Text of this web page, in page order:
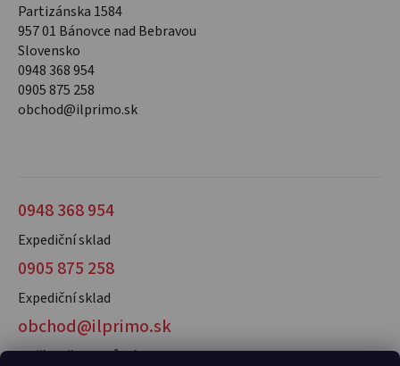
Partizánska 1584
957 01 Bánovce nad Bebravou
Slovensko
0948 368 954
0905 875 258
obchod@ilprimo.sk
0948 368 954
Expediční sklad
0905 875 258
Expediční sklad
obchod@ilprimo.sk
V případě dotazů nás kontaktujte